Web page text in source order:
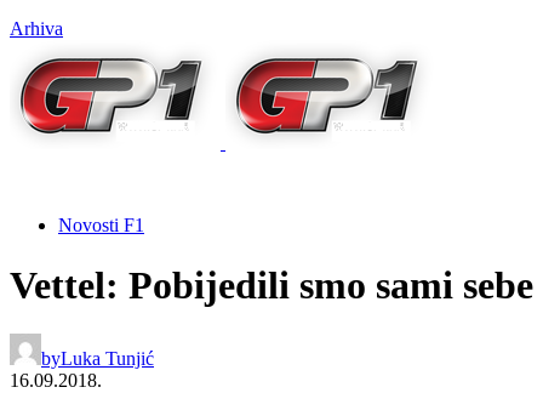
Arhiva
Novosti F1
Vettel: Pobijedili smo sami sebe
byLuka Tunjić
16.09.2018.